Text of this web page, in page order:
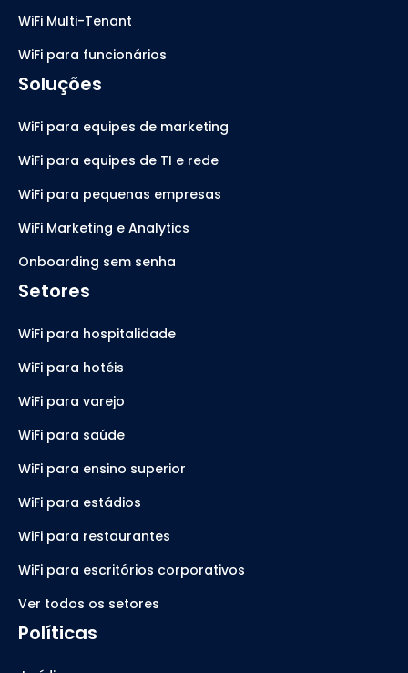
WiFi Multi-Tenant
WiFi para funcionários
Soluções
WiFi para equipes de marketing
WiFi para equipes de TI e rede
WiFi para pequenas empresas
WiFi Marketing e Analytics
Onboarding sem senha
Setores
WiFi para hospitalidade
WiFi para hotéis
WiFi para varejo
WiFi para saúde
WiFi para ensino superior
WiFi para estádios
WiFi para restaurantes
WiFi para escritórios corporativos
Ver todos os setores
Políticas